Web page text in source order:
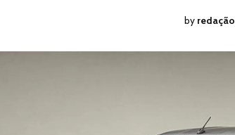
by redação